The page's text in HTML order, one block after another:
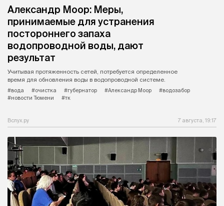
Александр Моор: Меры,
принимаемые для устранения
постороннего запаха
водопроводной воды, дают
результат
Учитывая протяженность сетей, потребуется определенное
время для обновления воды в водопроводной системе.
#вода
#очистка #губернатор #Александр Моор
#водозабор
#новости Тюмени
#тк
Вслух.ру 7 августа, 19:17